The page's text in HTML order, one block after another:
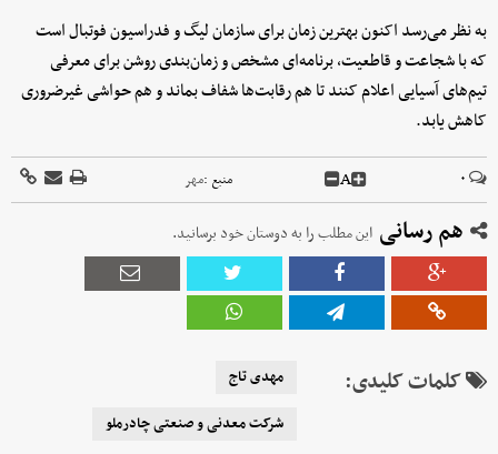
به نظر می‌رسد اکنون بهترین زمان برای سازمان لیگ و فدراسیون فوتبال است
که با شجاعت و قاطعیت، برنامه‌ای مشخص و زمان‌بندی روشن برای معرفی
تیم‌های آسیایی اعلام کنند تا هم رقابت‌ها شفاف بماند و هم حواشی غیرضروری
کاهش یابد.
۰ A منبع :مهر
هم رسانی این مطلب را به دوستان خود برسانید.
کلمات کلیدی:
مهدی تاج
شرکت معدنی و صنعتی چادرملو